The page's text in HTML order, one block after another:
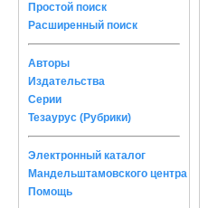
Простой поиск
Расширенный поиск
Авторы
Издательства
Серии
Тезаурус (Рубрики)
Электронный каталог
Мандельштамовского центра
Помощь